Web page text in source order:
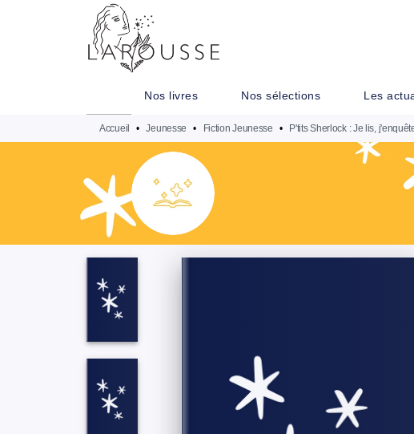
MENU
Nos livres Nos sélections Les
Accueil • Jeunesse • Fiction Jeunesse • P'tits Sherlock : Je lis,